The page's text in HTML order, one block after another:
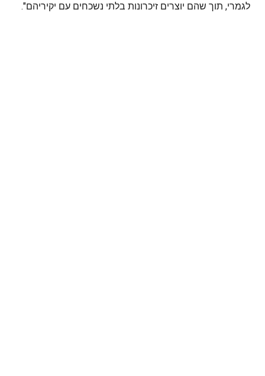
לגמרי, תוך שהם יוצרים זיכרונות בלתי נשכחים עם יקיריהם".